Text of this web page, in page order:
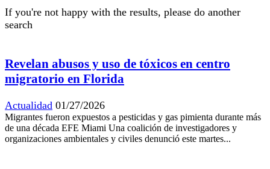
If you're not happy with the results, please do another
search
Revelan abusos y uso de tóxicos en centro
migratorio en Florida
Actualidad 01/27/2026
Migrantes fueron expuestos a pesticidas y gas pimienta durante más
de una década EFE Miami Una coalición de investigadores y
organizaciones ambientales y civiles denunció este martes...